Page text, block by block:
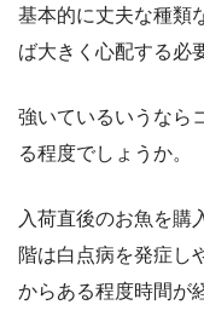
基本的に丈夫な種類
ば大きく心配する必
強いているいうなら
る程度でしょうか。
入荷直後のお魚を購
階は白点病を発症し
からある程度時間が